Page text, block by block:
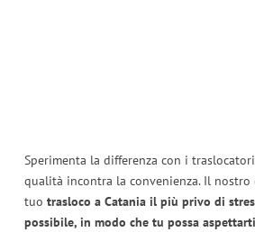
Sperimenta la differenza con i
qualità incontra la convenienza. Il
tuo trasloco a Catania il più privo di
possibile, in modo che tu possa